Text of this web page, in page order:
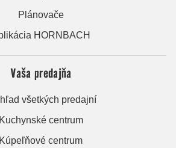
Plánovače
HORNBACH
Vaša predajňa
všetkých predajní
Kuchynské centrum
Kúpeľňové centrum